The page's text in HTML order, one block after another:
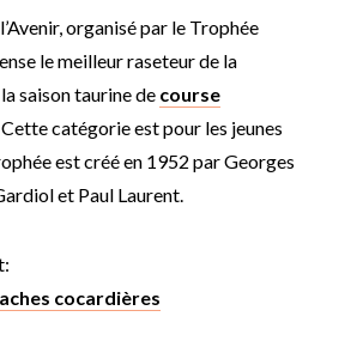
organisé par le Trophée
le meilleur raseteur de la
saison taurine de course
Cette catégorie est pour les jeunes
est créé en 1952 par Georges
et Paul Laurent.
cocardières